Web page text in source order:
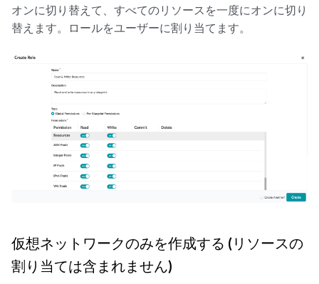
オンに切り替えて、すべてのリソースを一度にオンに切り
替えます。ロールをユーザーに割り当てます。
仮想ネットワークのみを作成する (リソースの
割り当ては含まれません)